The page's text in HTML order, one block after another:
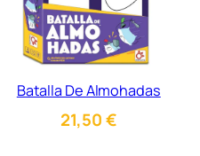
Batalla De Almohadas
21,50€